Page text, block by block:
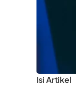
Isi Artikel